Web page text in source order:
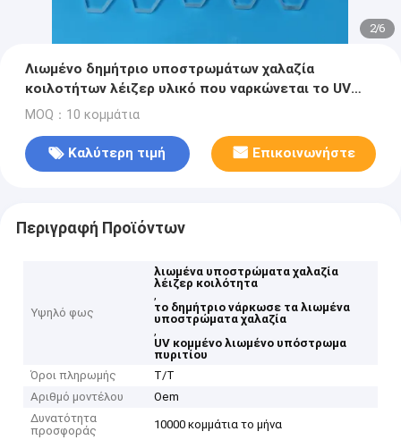
2/6
Λιωμένο δημήτριο υποστρωμάτων χαλαζία
κοιλοτήτων λέιζερ υλικό που ναρκώνεται το UV
που κόβεται για
MOQ：10 κομμάτια
Καλύτερη τιμή Επικοινωνήστε
Περιγραφή Προϊόντων
Υψηλό φως
λιωμένα υποστρώματα χαλαζία
λέιζερ κοιλότητα
,
το δημήτριο νάρκωσε τα λιωμένα
υποστρώματα χαλαζία
,
UV κομμένο λιωμένο υπόστρωμα
πυριτίου
Όροι πληρωμής
T/T
Αριθμό μοντέλου
Oem
Δυνατότητα
προσφοράς
10000 κομμάτια το μήνα